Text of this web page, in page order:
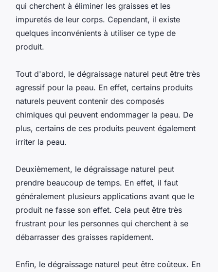
qui cherchent à éliminer les graisses et les
impuretés de leur corps. Cependant, il existe
quelques inconvénients à utiliser ce type de
produit.
Tout d'abord, le dégraissage naturel peut être très
agressif pour la peau. En effet, certains produits
naturels peuvent contenir des composés
chimiques qui peuvent endommager la peau. De
plus, certains de ces produits peuvent également
irriter la peau.
Deuxièmement, le dégraissage naturel peut
prendre beaucoup de temps. En effet, il faut
généralement plusieurs applications avant que le
produit ne fasse son effet. Cela peut être très
frustrant pour les personnes qui cherchent à se
débarrasser des graisses rapidement.
Enfin, le dégraissage naturel peut être coûteux. En